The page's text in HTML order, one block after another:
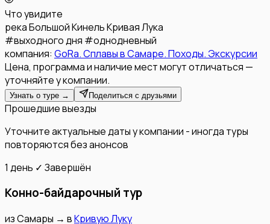
Что увидите
река Большой КинельКривая Лука
#выходного дня #однодневный
компания: GoRa. Сплавы в Самаре. Походы. Экскурсии
Цена, программа и наличие мест могут отличаться —
уточняйте у компании.
Узнать о туре → Поделиться с друзьями
Прошедшие выезды
Уточните актуальные даты у компании - иногда туры
повторяются без анонсов
1 день ✓ Завершён
Конно-байдарочный тур
изСамары → вКривую Луку